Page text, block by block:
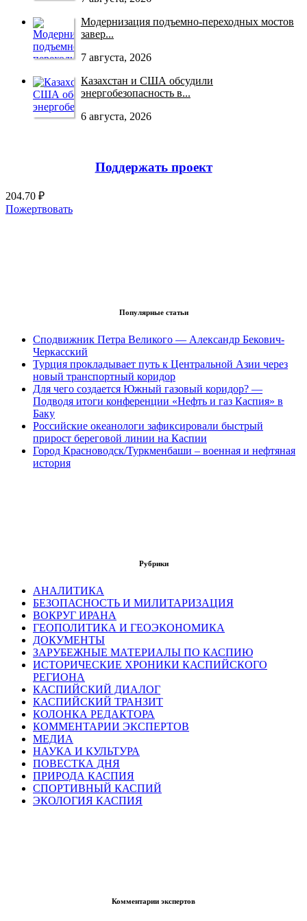
Модернизация подъемно-переходных мостов
завер...
7 августа, 2026
Казахстан и США обсудили
энергобезопасность в...
6 августа, 2026
Поддержать проект
204.70 ₽
Пожертвовать
Популярные статьи
Сподвижник Петра Великого — Александр Бекович-
Черкасский
Турция прокладывает путь к Центральной Азии через
новый транспортный коридор
Для чего создается Южный газовый коридор? —
Подводя итоги конференции «Нефть и газ Каспия» в
Баку
Российские океанологи зафиксировали быстрый
прирост береговой линии на Каспии
Город Красноводск/Туркменбаши – военная и нефтяная
история
Рубрики
АНАЛИТИКА
БЕЗОПАСНОСТЬ И МИЛИТАРИЗАЦИЯ
ВОКРУГ ИРАНА
ГЕОПОЛИТИКА И ГЕОЭКОНОМИКА
ДОКУМЕНТЫ
ЗАРУБЕЖНЫЕ МАТЕРИАЛЫ ПО КАСПИЮ
ИСТОРИЧЕСКИЕ ХРОНИКИ КАСПИЙСКОГО
РЕГИОНА
КАСПИЙСКИЙ ДИАЛОГ
КАСПИЙСКИЙ ТРАНЗИТ
КОЛОНКА РЕДАКТОРА
КОММЕНТАРИИ ЭКСПЕРТОВ
МЕДИА
НАУКА И КУЛЬТУРА
ПОВЕСТКА ДНЯ
ПРИРОДА КАСПИЯ
СПОРТИВНЫЙ КАСПИЙ
ЭКОЛОГИЯ КАСПИЯ
Комментарии экспертов